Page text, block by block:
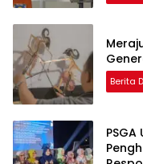
Berita